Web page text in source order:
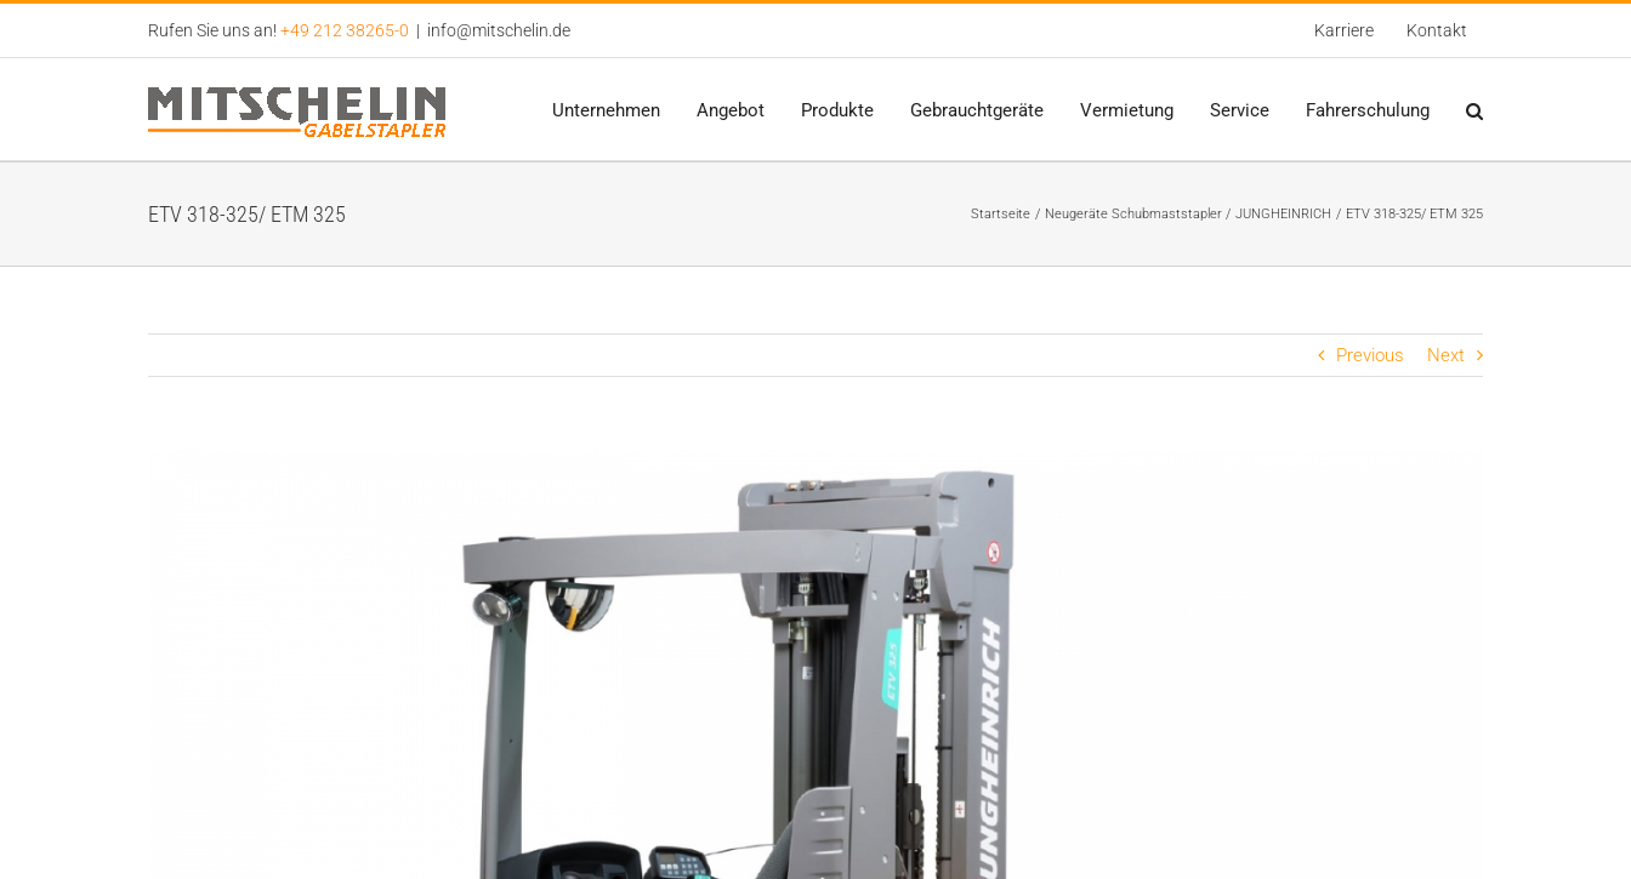
Rufen Sie uns an! +49 212 38265-0 | info@mitschelin.de Karriere Kontakt
Unternehmen Angebot Produkte Gebrauchtgeräte Vermietung Service Fahrerschulung
ETV 318-325/ ETM 325 Startseite Neugeräte Schubmaststapler JUNGHEINRICH ETV 318-325/ ETM 325
Previous Next